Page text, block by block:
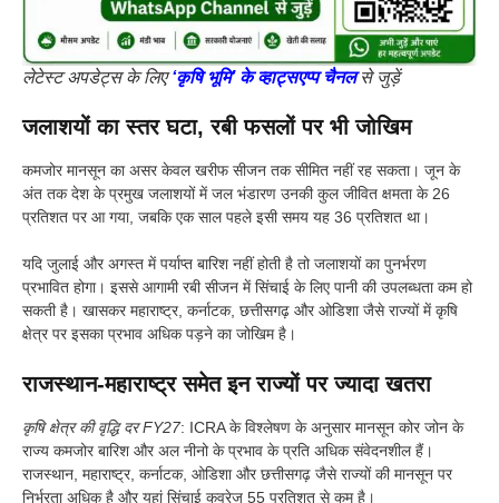
लेटेस्ट अपडेट्स के लिए‘कृषि भूमि’ के व्हाट्सएप्प चैनलसे जुड़ें
जलाशयों का स्तर घटा, रबी फसलों पर भी जोखिम
कमजोर मानसून का असर केवल खरीफ सीजन तक सीमित नहीं रह सकता। जून के
अंत तक देश के प्रमुख जलाशयों में जल भंडारण उनकी कुल जीवित क्षमता के 26
प्रतिशत पर आ गया, जबकि एक साल पहले इसी समय यह 36 प्रतिशत था।
यदि जुलाई और अगस्त में पर्याप्त बारिश नहीं होती है तो जलाशयों का पुनर्भरण
प्रभावित होगा। इससे आगामी रबी सीजन में सिंचाई के लिए पानी की उपलब्धता कम हो
सकती है। खासकर महाराष्ट्र, कर्नाटक, छत्तीसगढ़ और ओडिशा जैसे राज्यों में कृषि
क्षेत्र पर इसका प्रभाव अधिक पड़ने का जोखिम है।
राजस्थान-महाराष्ट्र समेत इन राज्यों पर ज्यादा खतरा
कृषि क्षेत्र की वृद्धि दर FY27: ICRA के विश्लेषण के अनुसार मानसून कोर जोन के
राज्य कमजोर बारिश और अल नीनो के प्रभाव के प्रति अधिक संवेदनशील हैं।
राजस्थान, महाराष्ट्र, कर्नाटक, ओडिशा और छत्तीसगढ़ जैसे राज्यों की मानसून पर
निर्भरता अधिक है और यहां सिंचाई कवरेज 55 प्रतिशत से कम है।